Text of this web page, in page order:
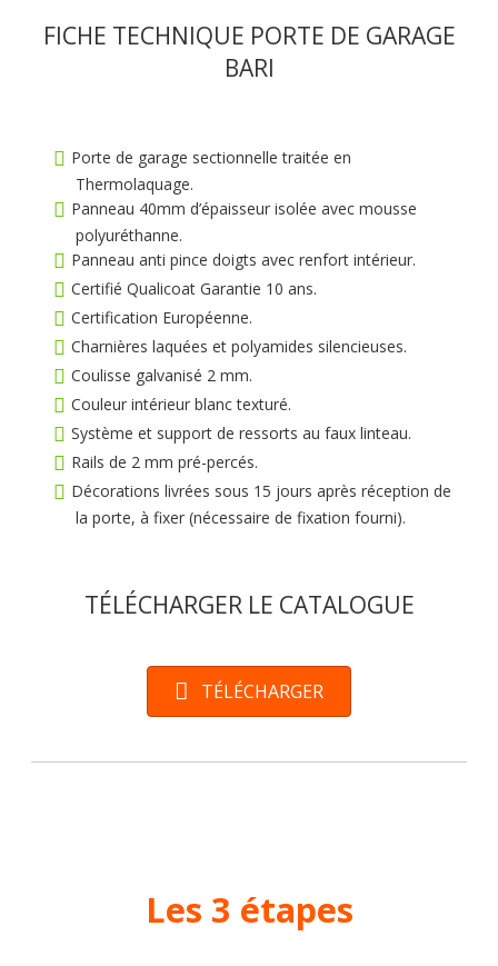
FICHE TECHNIQUE PORTE DE GARAGE
BARI
Porte de garage sectionnelle traitée en
Thermolaquage.
Panneau 40mm d’épaisseur isolée avec mousse
polyuréthanne.
Panneau anti pince doigts avec renfort intérieur.
Certifié Qualicoat Garantie 10 ans.
Certification Européenne.
Charnières laquées et polyamides silencieuses.
Coulisse galvanisé 2 mm.
Couleur intérieur blanc texturé.
Système et support de ressorts au faux linteau.
Rails de 2 mm pré-percés.
Décorations livrées sous 15 jours après réception de
la porte, à fixer (nécessaire de fixation fourni).
TÉLÉCHARGER LE CATALOGUE
TÉLÉCHARGER
Les 3 étapes